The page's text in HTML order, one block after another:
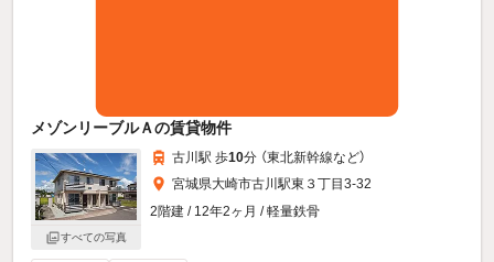
メゾンリーブルＡの賃貸物件
すべての写真
古川駅 歩10分 （東北新幹線など）
宮城県大崎市古川駅東３丁目3-32
2階建 / 12年2ヶ月 / 軽量鉄骨